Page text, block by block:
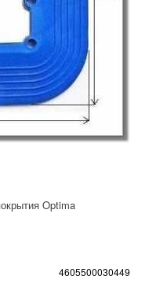
Optima
4605500030449